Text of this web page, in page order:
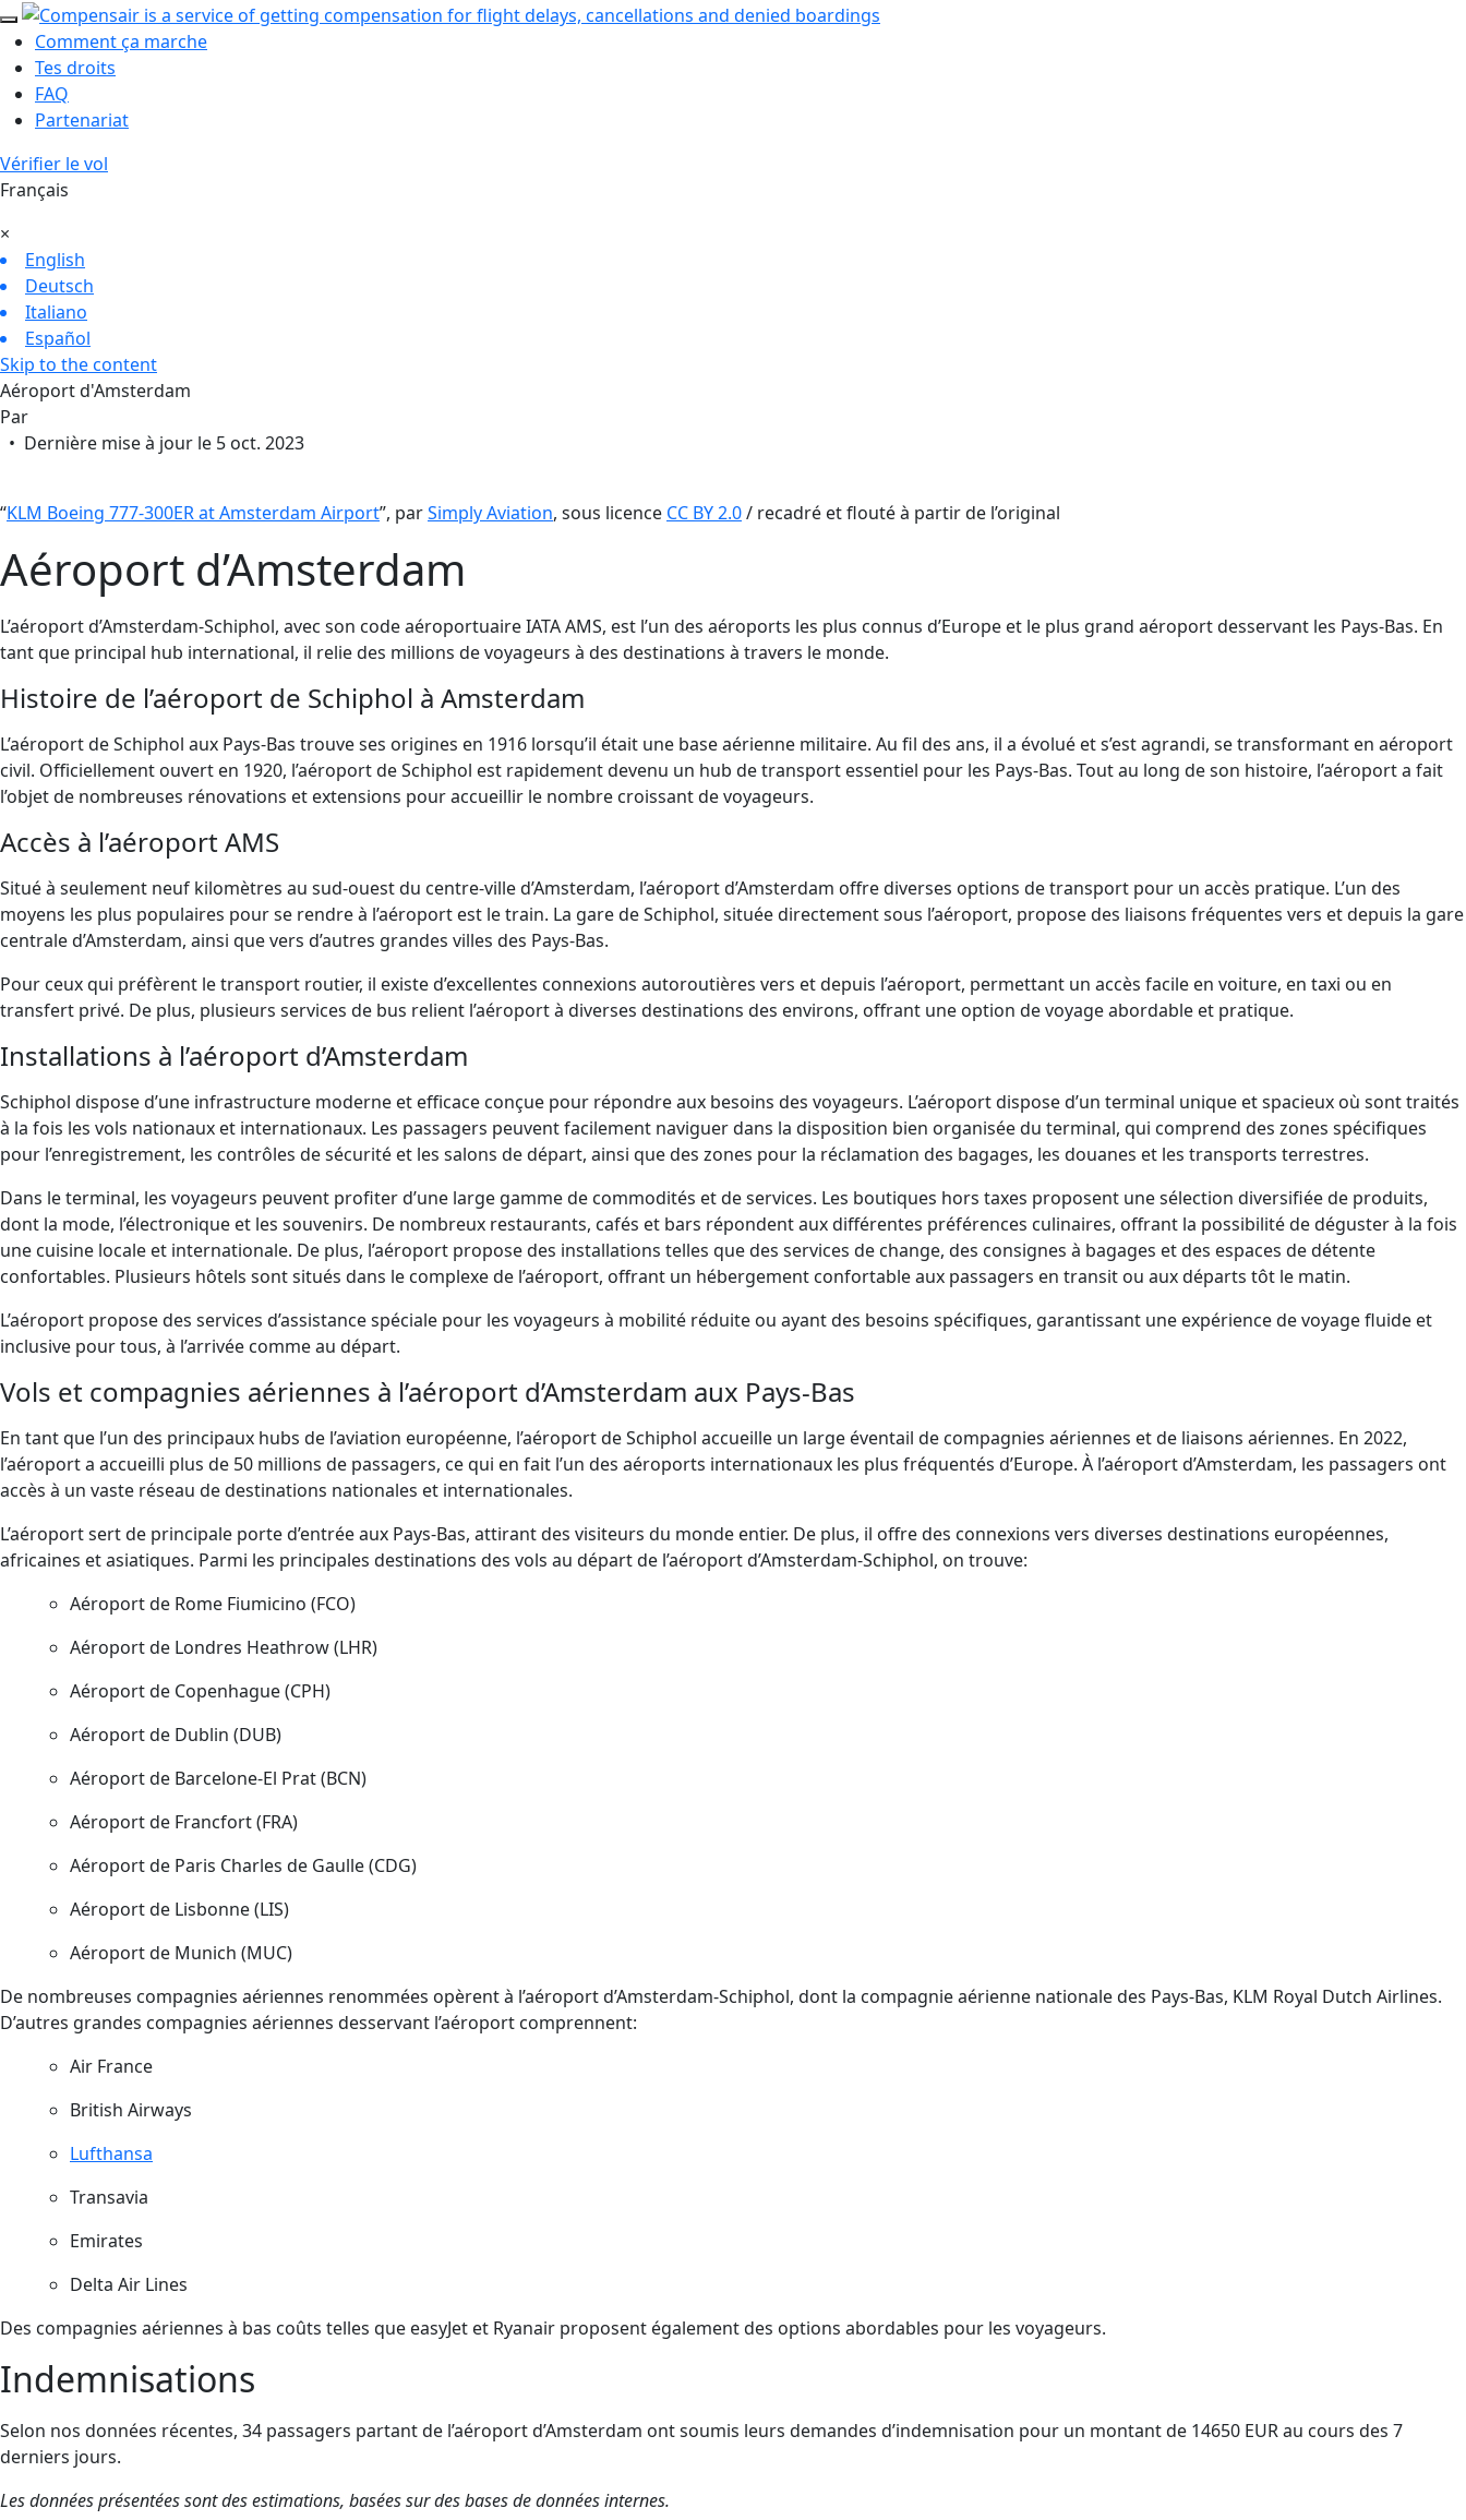
Comment ça marche
Tes droits
FAQ
Partenariat
Vérifier le vol
Français
×
English
Deutsch
Italiano
Español
Skip to the content
Aéroport d'Amsterdam
Par
• Dernière mise à jour le 5 oct. 2023
“KLM Boeing 777-300ER at Amsterdam Airport”, parSimply Aviation, sous licence CC BY 2.0/ recadré et flouté à partir de l’original
Aéroport d’Amsterdam
L’aéroport d’Amsterdam-Schiphol, avec son code aéroportuaire IATA AMS, est l’un des aéroports les plus connus d’Europe et le plus grand aéroport desservant les Pays-Bas. En
tant que principal hub international, il relie des millions de voyageurs à des destinations à travers le monde.
Histoire de l’aéroport de Schiphol à Amsterdam
L’aéroport de Schiphol aux Pays-Bas trouve ses origines en 1916 lorsqu’il était une base aérienne militaire. Au fil des ans, il a évolué et s’est agrandi, se transformant en aéroport
civil. Officiellement ouvert en 1920, l’aéroport de Schiphol est rapidement devenu un hub de transport essentiel pour les Pays-Bas. Tout au long de son histoire, l’aéroport a fait
l’objet de nombreuses rénovations et extensions pour accueillir le nombre croissant de voyageurs.
Accès à l’aéroport AMS
Situé à seulement neuf kilomètres au sud-ouest du centre-ville d’Amsterdam, l’aéroport d’Amsterdam offre diverses options de transport pour un accès pratique. L’un des
moyens les plus populaires pour se rendre à l’aéroport est le train. La gare de Schiphol, située directement sous l’aéroport, propose des liaisons fréquentes vers et depuis la gare
centrale d’Amsterdam, ainsi que vers d’autres grandes villes des Pays-Bas.
Pour ceux qui préfèrent le transport routier, il existe d’excellentes connexions autoroutières vers et depuis l’aéroport, permettant un accès facile en voiture, en taxi ou en
transfert privé. De plus, plusieurs services de bus relient l’aéroport à diverses destinations des environs, offrant une option de voyage abordable et pratique.
Installations à l’aéroport d’Amsterdam
Schiphol dispose d’une infrastructure moderne et efficace conçue pour répondre aux besoins des voyageurs. L’aéroport dispose d’un terminal unique et spacieux où sont traités
à la fois les vols nationaux et internationaux. Les passagers peuvent facilement naviguer dans la disposition bien organisée du terminal, qui comprend des zones spécifiques
pour l’enregistrement, les contrôles de sécurité et les salons de départ, ainsi que des zones pour la réclamation des bagages, les douanes et les transports terrestres.
Dans le terminal, les voyageurs peuvent profiter d’une large gamme de commodités et de services. Les boutiques hors taxes proposent une sélection diversifiée de produits,
dont la mode, l’électronique et les souvenirs. De nombreux restaurants, cafés et bars répondent aux différentes préférences culinaires, offrant la possibilité de déguster à la fois
une cuisine locale et internationale. De plus, l’aéroport propose des installations telles que des services de change, des consignes à bagages et des espaces de détente
confortables. Plusieurs hôtels sont situés dans le complexe de l’aéroport, offrant un hébergement confortable aux passagers en transit ou aux départs tôt le matin.
L’aéroport propose des services d’assistance spéciale pour les voyageurs à mobilité réduite ou ayant des besoins spécifiques, garantissant une expérience de voyage fluide et
inclusive pour tous, à l’arrivée comme au départ.
Vols et compagnies aériennes à l’aéroport d’Amsterdam aux Pays-Bas
En tant que l’un des principaux hubs de l’aviation européenne, l’aéroport de Schiphol accueille un large éventail de compagnies aériennes et de liaisons aériennes. En 2022,
l’aéroport a accueilli plus de 50 millions de passagers, ce qui en fait l’un des aéroports internationaux les plus fréquentés d’Europe. À l’aéroport d’Amsterdam, les passagers ont
accès à un vaste réseau de destinations nationales et internationales.
L’aéroport sert de principale porte d’entrée aux Pays-Bas, attirant des visiteurs du monde entier. De plus, il offre des connexions vers diverses destinations européennes,
africaines et asiatiques. Parmi les principales destinations des vols au départ de l’aéroport d’Amsterdam-Schiphol, on trouve:
Aéroport de Rome Fiumicino (FCO)
Aéroport de Londres Heathrow (LHR)
Aéroport de Copenhague (CPH)
Aéroport de Dublin (DUB)
Aéroport de Barcelone-El Prat (BCN)
Aéroport de Francfort (FRA)
Aéroport de Paris Charles de Gaulle (CDG)
Aéroport de Lisbonne (LIS)
Aéroport de Munich (MUC)
De nombreuses compagnies aériennes renommées opèrent à l’aéroport d’Amsterdam-Schiphol, dont la compagnie aérienne nationale des Pays-Bas, KLM Royal Dutch Airlines.
D’autres grandes compagnies aériennes desservant l’aéroport comprennent:
Air France
British Airways
Lufthansa
Transavia
Emirates
Delta Air Lines
Des compagnies aériennes à bas coûts telles que easyJet et Ryanair proposent également des options abordables pour les voyageurs.
Indemnisations
Selon nos données récentes, 34 passagers partant de l’aéroport d’Amsterdam ont soumis leurs demandes d’indemnisation pour un montant de 14650 EUR au cours des 7
derniers jours.
Les données présentées sont des estimations, basées sur des bases de données internes.